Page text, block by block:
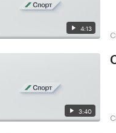
4:13
3:40